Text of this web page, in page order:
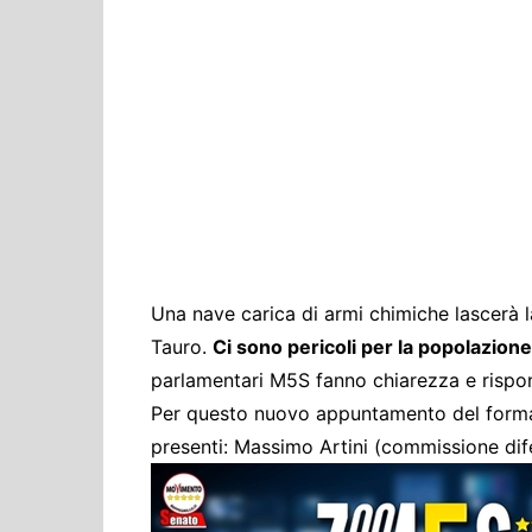
Rifiuti
Una nave carica di armi chimiche
Tauro. Ci sono pericoli per la popolazione
parlamentari M5S fanno chiarezza e
Per questo nuovo appuntamento del
presenti: Massimo Artini (commissione